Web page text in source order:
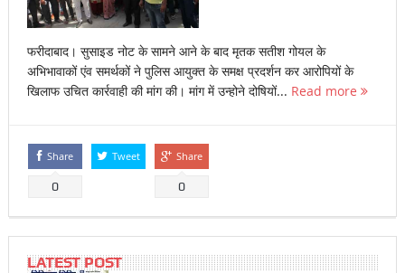
फरीदाबाद। सुसाइड नोट के सामने आने के बाद मृतक सतीश गोयल के
अभिभावाकों एंव समर्थकों ने पुलिस आयुक्त के समक्ष प्रदर्शन कर आरोपियों के
खिलाफ उचित कार्रवाही की मांग की। मांग में उन्होने दोषियों... Read more
Share
0
Tweet Share
0
LATEST POST